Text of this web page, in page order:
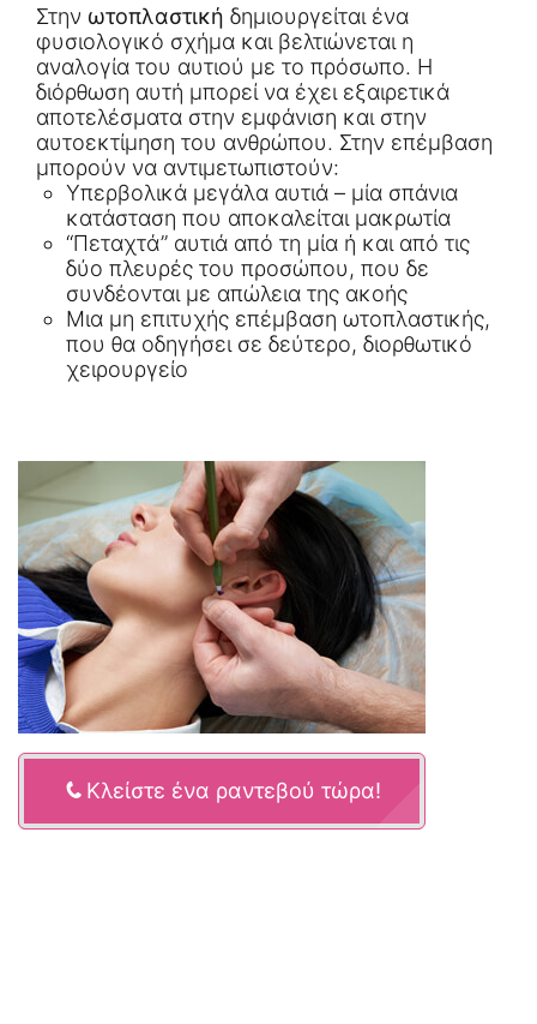
Κλείστε ένα ραντεβού τώρα!
Στην ωτοπλαστική δημιουργείται ένα
φυσιολογικό σχήμα και βελτιώνεται η
αναλογία του αυτιού με το πρόσωπο. Η
διόρθωση αυτή μπορεί να έχει εξαιρετικά
αποτελέσματα στην εμφάνιση και στην
αυτοεκτίμηση του ανθρώπου. Στην επέμβαση
μπορούν να αντιμετωπιστούν:
Υπερβολικά μεγάλα αυτιά – μία σπάνια
κατάσταση που αποκαλείται μακρωτία
“Πεταχτά” αυτιά από τη μία ή και από τις
δύο πλευρές του προσώπου, που δε
συνδέονται με απώλεια της ακοής
Μια μη επιτυχής επέμβαση ωτοπλαστικής,
που θα οδηγήσει σε δεύτερο, διορθωτικό
χειρουργείο